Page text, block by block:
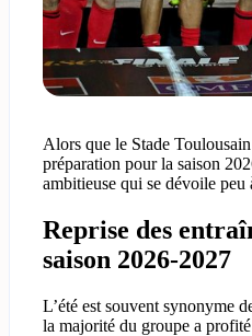
Alors que le Stade
préparation pour la saison
ambitieuse qui se dévoile peu
Reprise des
saison 2026-2027
L’été est souvent synonyme
la majorité du groupe a